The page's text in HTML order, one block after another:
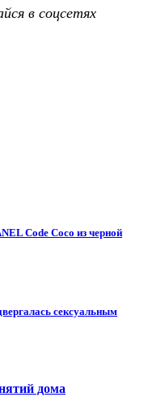
в соцсетях
Code Coco из черной
сексуальным
дома